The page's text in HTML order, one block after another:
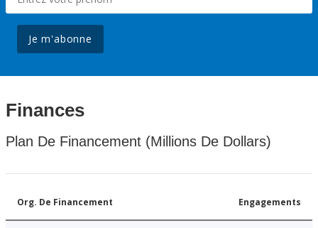
Je m'abonne
Finances
Plan De Financement (Millions De Dollars)
Org. De Financement Engagements